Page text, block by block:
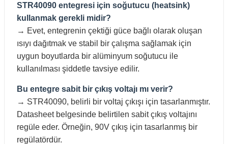
STR40090 entegresi için soğutucu (heatsink)
kullanmak gerekli midir?
→ Evet, entegrenin çektiği güce bağlı olarak oluşan
ısıyı dağıtmak ve stabil bir çalışma sağlamak için
uygun boyutlarda bir alüminyum soğutucu ile
kullanılması şiddetle tavsiye edilir.
Bu entegre sabit bir çıkış voltajı mı verir?
→ STR40090, belirli bir voltaj çıkışı için tasarlanmıştır.
Datasheet belgesinde belirtilen sabit çıkış voltajını
regüle eder. Örneğin, 90V çıkış için tasarlanmış bir
regülatördür.